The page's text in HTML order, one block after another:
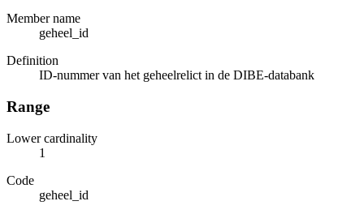
Member name
geheel_id
Definition
ID-nummer van het geheelrelict in de DIBE-databank
Range
Lower cardinality
1
Code
geheel_id